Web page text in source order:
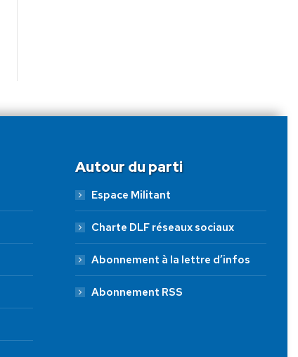
Autour du parti
Espace Militant
Charte DLF réseaux sociaux
Abonnement à la lettre d’infos
Abonnement RSS